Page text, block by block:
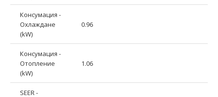
Консумация -
Охлаждане
(kW)
0.96
Консумация -
Отопление
(kW)
1.06
SEER -